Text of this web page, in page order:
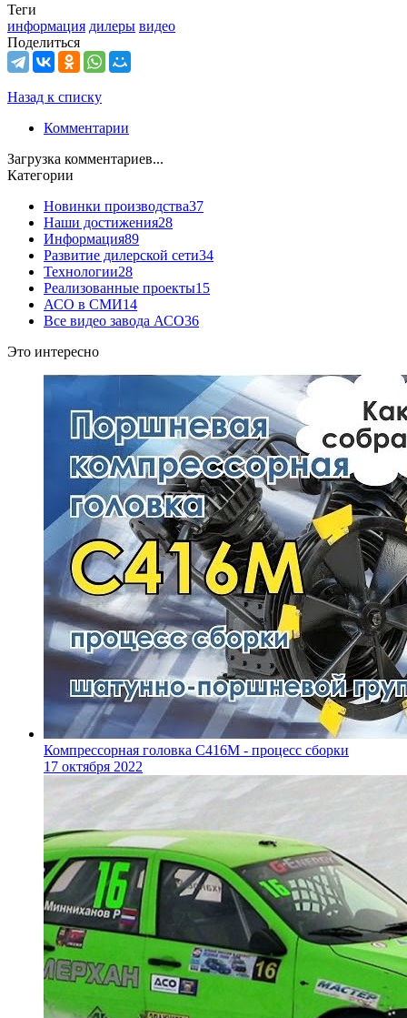
Теги
информация дилеры видео
Поделиться
Назад к списку
Комментарии
Загрузка комментариев...
Категории
Новинки производства37
Наши достижения28
Информация89
Развитие дилерской сети34
Технологии28
Реализованные проекты15
АСО в СМИ14
Все видео завода АСО36
Это интересно
Компрессорная головка С416М - процесс сборки
17 октября 2022